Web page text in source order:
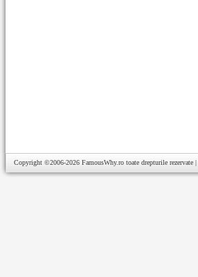
Copyright ©2006-2026 FamousWhy.ro toate drepturile rezervate |